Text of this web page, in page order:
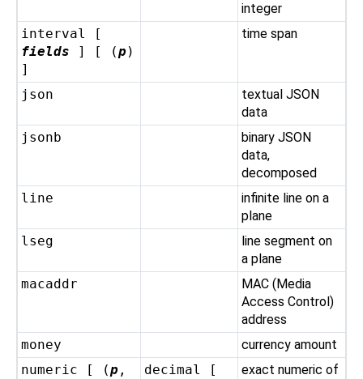
integer
interval [
fields ] [ (p )
]
time span
json
textual JSON
data
jsonb
binary JSON
data,
decomposed
line
infinite line on a
plane
lseg
line segment on
a plane
macaddr
MAC (Media
Access Control)
address
money
currency amount
numeric [ (p ,
decimal [
exact numeric of